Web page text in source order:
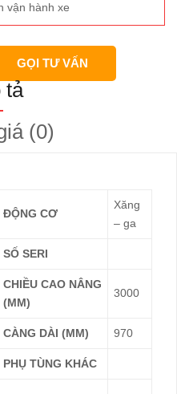
vận hành xe
GỌI TƯ VẤN
tả
(0)
ĐỘNG CƠ
Xăng
– ga
SỐ SERI
CHIỀU CAO NÂNG
(MM)
3000
CÀNG DÀI (MM) 970
PHỤ TÙNG KHÁC